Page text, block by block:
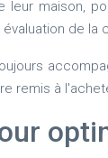
leur maison,
de
remis à